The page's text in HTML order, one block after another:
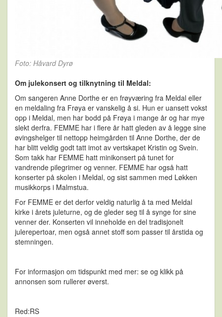
Foto: Håvard Dyrø
Om julekonsert og tilknytning til Meldal:
Om sangeren Anne Dorthe er en frøyværing fra Meldal eller
en meldaling fra Frøya er vanskelig å si. Hun er uansett vokst
opp i Meldal, men har bodd på Frøya i mange år og har mye
slekt derfra. FEMME har i flere år hatt gleden av å legge sine
øvingshelger til nettopp heimgården til Anne Dorthe, der de
har blitt veldig godt tatt imot av vertskapet Kristin og Svein.
Som takk har FEMME hatt minikonsert på tunet for
vandrende pilegrimer og venner. FEMME har også hatt
konserter på skolen i Meldal, og sist sammen med Løkken
musikkorps i Malmstua.
For FEMME er det derfor veldig naturlig å ta med Meldal
kirke i årets juleturne, og de gleder seg til å synge for sine
venner der. Konserten vil inneholde en del tradisjonelt
julerepertoar, men også annet stoff som passer til årstida og
stemningen.
For informasjon om tidspunkt med mer: se og klikk på
annonsen som rullerer øverst.
Red:RS